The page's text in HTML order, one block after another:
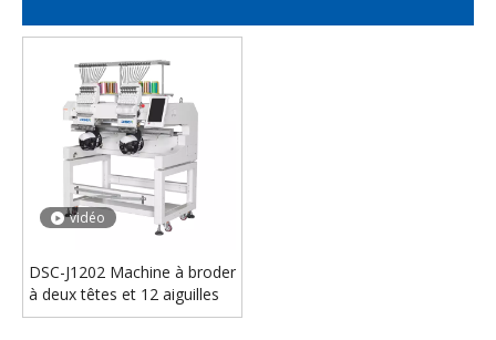
vidéo
DSC-J1202 Machine à broder
à deux têtes et 12 aiguilles